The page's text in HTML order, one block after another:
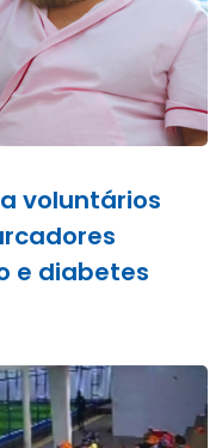
voluntários
e diabetes